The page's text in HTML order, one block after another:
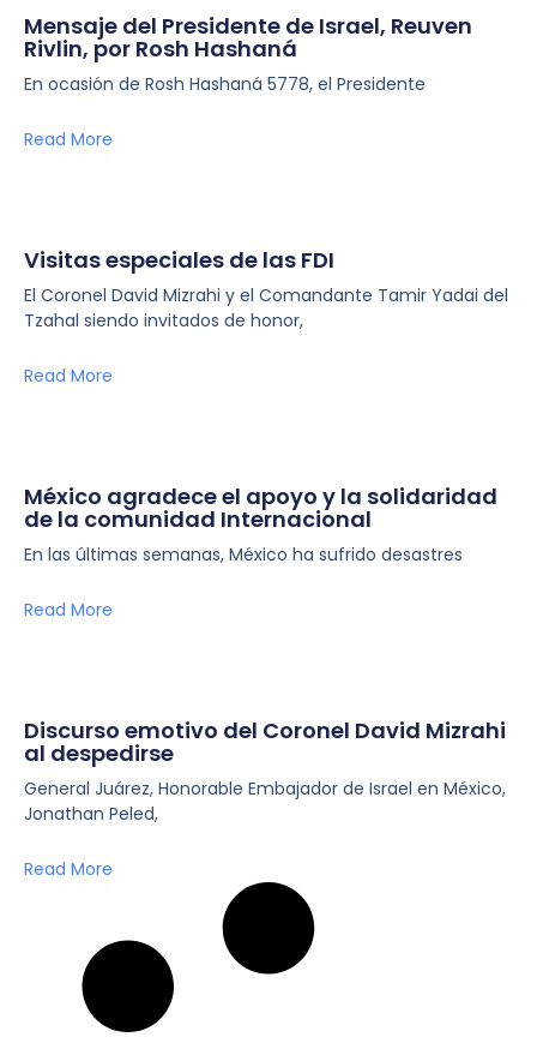
Mensaje del Presidente de Israel, Reuven
Rivlin, por Rosh Hashaná
En ocasión de Rosh Hashaná 5778, el Presidente
Read More
Visitas especiales de las FDI
El Coronel David Mizrahi y el Comandante Tamir Yadai del
Tzahal siendo invitados de honor,
Read More
México agradece el apoyo y la solidaridad
de la comunidad Internacional
En las últimas semanas, México ha sufrido desastres
Read More
Discurso emotivo del Coronel David Mizrahi
al despedirse
General Juárez, Honorable Embajador de Israel en México,
Jonathan Peled,
Read More